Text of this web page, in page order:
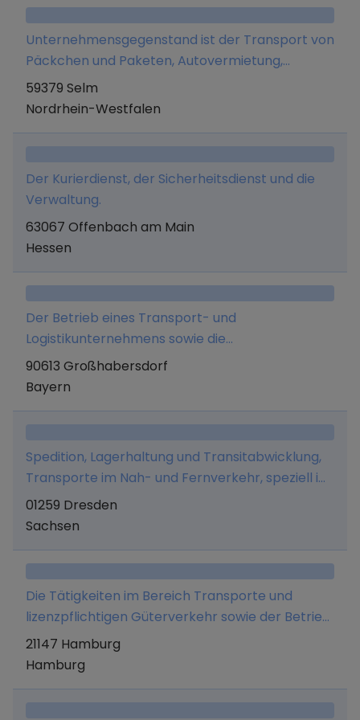
Tätigkeiten
Unternehmensgegenstand ist der Transport von
Päckchen und Paketen, Autovermietung,
Autoaufbereitung, Aufstellen von
Elektrokleingeräten (steckerfertiges
59379 Selm
Nordrhein-Westfalen
Der Kurierdienst, der Sicherheitsdienst und die
Verwaltung.
63067 Offenbach am Main
Hessen
Der Betrieb eines Transport- und
Logistikunternehmens sowie die
Fahrzeugvermietung an Selbstfahrer.
90613 Großhabersdorf
Bayern
Spedition, Lagerhaltung und Transitabwicklung,
Transporte im Nah- und Fernverkehr, speziell im
Frische- und Tiefkühlbereich sowie der
Verteilerverkehr für Lebensmittel im Groß- und
Krankenhäusern und Kantinen, wobei die
Abwicklung des Speditionsgeschäftes sowie die
Transporte auch durch Subunternehmer
durchgeführt werden.
01259 Dresden
Sachsen
Die Tätigkeiten im Bereich Transporte und
lizenzpflichtigen Güterverkehr sowie der Betrieb
von Tattoostudios und die Vornahme von
Tätowierungen und alle damit
21147 Hamburg
Hamburg